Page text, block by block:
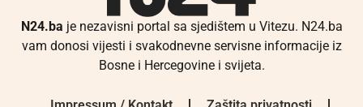
N24.ba je nezavisni portal sa sjedištem u Vitezu. N24.ba
vam donosi vijesti i svakodnevne servisne informacije iz
Bosne i Hercegovine i svijeta.